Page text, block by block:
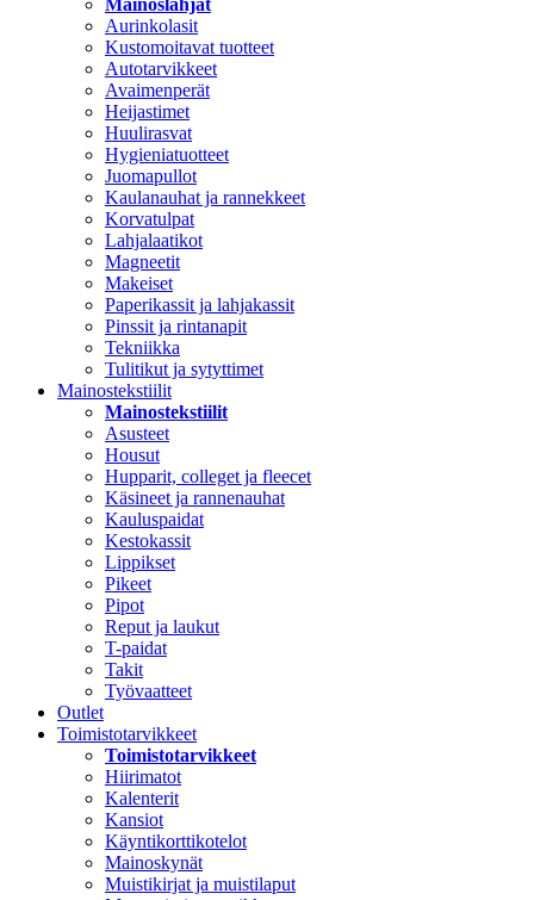
Mainoslahjat
Aurinkolasit
Kustomoitavat tuotteet
Autotarvikkeet
Avaimenperät
Heijastimet
Huulirasvat
Hygieniatuotteet
Juomapullot
Kaulanauhat ja rannekkeet
Korvatulpat
Lahjalaatikot
Magneetit
Makeiset
Paperikassit ja lahjakassit
Pinssit ja rintanapit
Tekniikka
Tulitikut ja sytyttimet
Mainostekstiilit
Mainostekstiilit
Asusteet
Housut
Hupparit, colleget ja fleecet
Käsineet ja rannenauhat
Kauluspaidat
Kestokassit
Lippikset
Pikeet
Pipot
Reput ja laukut
T-paidat
Takit
Työvaatteet
Outlet
Toimistotarvikkeet
Toimistotarvikkeet
Hiirimatot
Kalenterit
Kansiot
Käyntikorttikotelot
Mainoskynät
Muistikirjat ja muistilaput